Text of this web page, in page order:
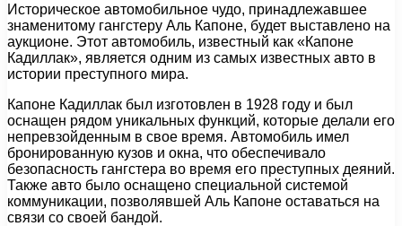
Историческое автомобильное чудо, принадлежавшее
знаменитому гангстеру Аль Капоне, будет выставлено на
аукционе. Этот автомобиль, известный как «Капоне
Кадиллак», является одним из самых известных авто в
истории преступного мира.
Капоне Кадиллак был изготовлен в 1928 году и был
оснащен рядом уникальных функций, которые делали его
непревзойденным в свое время. Автомобиль имел
бронированную кузов и окна, что обеспечивало
безопасность гангстера во время его преступных деяний.
Также авто было оснащено специальной системой
коммуникации, позволявшей Аль Капоне оставаться на
связи со своей бандой.